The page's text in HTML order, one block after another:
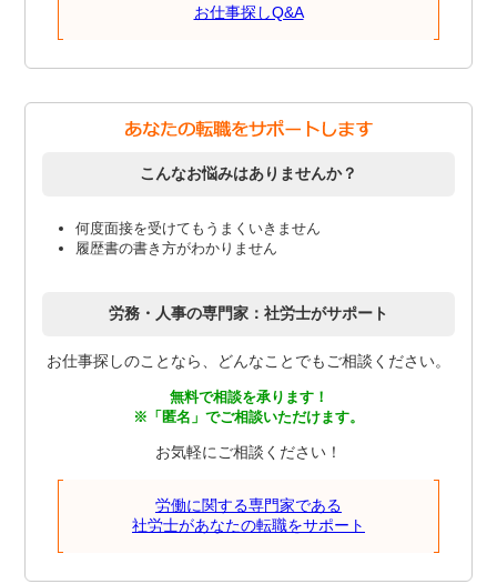
お仕事探しQ&A
こんなお悩みはありませんか？
何度面接を受けてもうまくいきません
履歴書の書き方がわかりません
労務・人事の専門家：社労士がサポート
お仕事探しのことなら、どんなことでもご相談ください。
無料で相談を承ります！
※「匿名」でご相談いただけます。
お気軽にご相談ください！
労働に関する専門家である
社労士があなたの転職をサポート